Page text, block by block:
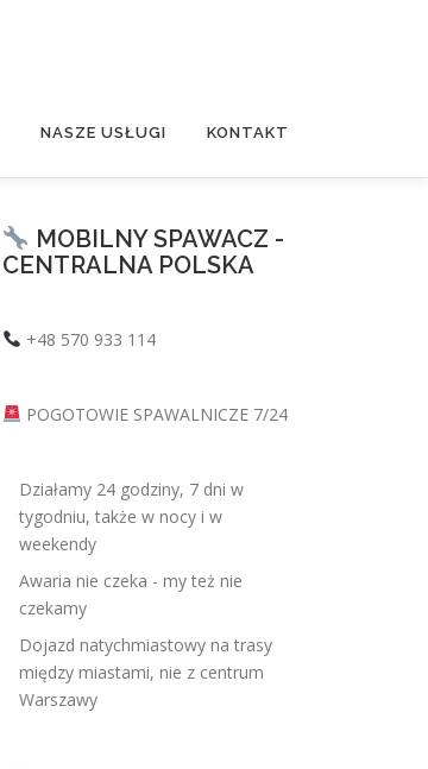
NASZE USŁUGI KONTAKT
MOBILNY SPAWACZ -
CENTRALNA POLSKA
+48 570 933 114
POGOTOWIE SPAWALNICZE 7/24
Działamy 24 godziny, 7 dni w
tygodniu, także w nocy i w
weekendy
Awaria nie czeka - my też nie
czekamy
Dojazd natychmiastowy na trasy
między miastami, nie z centrum
Warszawy